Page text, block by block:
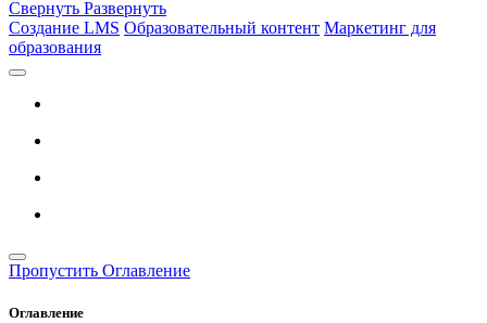
Свернуть Развернуть
Создание LMS Образовательный контент Маркетинг для
образования
Пропустить Оглавление
Оглавление